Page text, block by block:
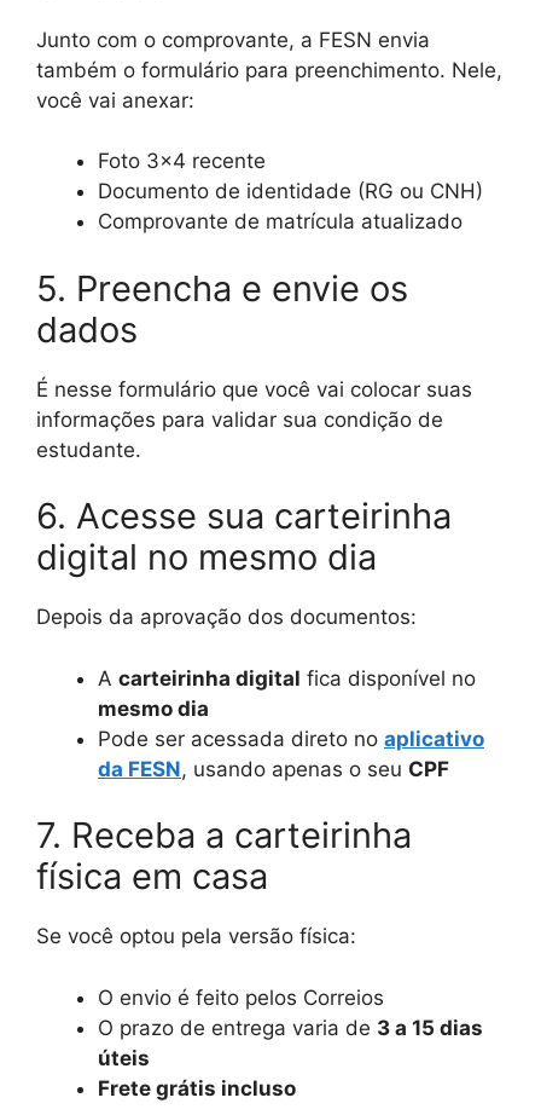
Junto com o comprovante, a FESN envia
também o formulário para preenchimento. Nele,
você vai anexar:
Foto 3×4 recente
Documento de identidade (RG ou CNH)
Comprovante de matrícula atualizado
5. Preencha e envie os
dados
É nesse formulário que você vai colocar suas
informações para validar sua condição de
estudante.
6. Acesse sua carteirinha
digital no mesmo dia
Depois da aprovação dos documentos:
A carteirinha digital fica disponível no
mesmo dia
Pode ser acessada direto no aplicativo
da FESN, usando apenas o seu CPF
7. Receba a carteirinha
física em casa
Se você optou pela versão física:
O envio é feito pelos Correios
O prazo de entrega varia de 3 a 15 dias
úteis
Frete grátis incluso